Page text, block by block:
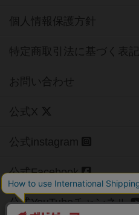
個人情報保護方針
特定商取引法に基づく表記
お問い合わせ
公式X
公式instagram
公式Facebook
公式YouTubeチャンネル